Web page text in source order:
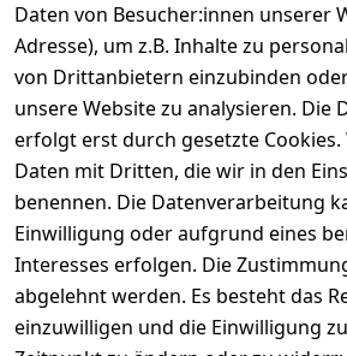
Daten von Besucher:innen unserer
Adresse), um z.B. Inhalte zu
von Drittanbietern einzubinden
unsere Website zu analysieren. Die
erfolgt erst durch gesetzte Cookies.
Daten mit Dritten, die wir in den
benennen. Die Datenverarbeitung
Einwilligung oder aufgrund eines
Interesses erfolgen. Die
abgelehnt werden. Es besteht das
einzuwilligen und die Einwilligung
Impressum
Datenschutze
rklärung
Widerrufsrec
ht
Kundenservic
e
Zahlung &
Versand
Batteriegeset
z
Newsletter
Unsere
Partner
FAQ
Kontakt
+49
Mail:
ed-
Unter